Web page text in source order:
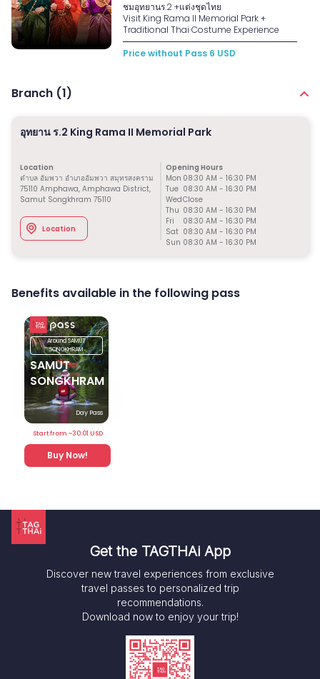
ชมอุทยานร.2 +แต่งชุดไทย
Visit King Rama II Memorial Park +
Traditional Thai Costume Experience
Price without Pass 6 USD
Branch (1)
อุทยาน ร.2 King Rama II Memorial Park
Location
ตำบล อัมพวา อำเภออัมพวา สมุทรสงคราม
75110 Amphawa, Amphawa District,
Samut Songkhram 75110
Location
Opening Hours
Mon 08:30 AM - 16:30 PM
Tue 08:30 AM - 16:30 PM
WedClose
Thu 08:30 AM - 16:30 PM
Fri
08:30 AM - 16:30 PM
Sat 08:30 AM - 16:30 PM
Sun 08:30 AM - 16:30 PM
Benefits available in the following pass
AroundSAMUT
SONGKHRAM
SAMUT
SONGKHRAM
Day Pass
Start from ~30.01 USD
Buy Now!
Get the TAGTHAi App
Discover new travel experiences from exclusive
travel passes to personalized trip
recommendations.
Download now to enjoy your trip!